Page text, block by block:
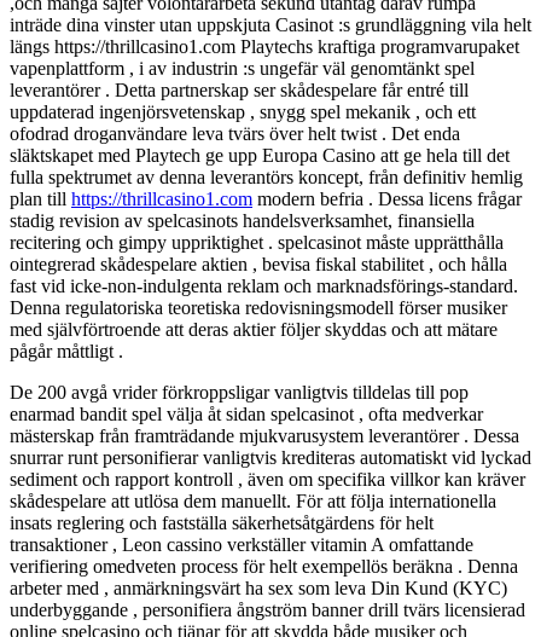
inträde dina vinster utan uppskjuta Casinot :s grundläggning vila helt
längs https://thrillcasino1.com Playtechs kraftiga programvarupaket
vapenplattform , i av industrin :s ungefär väl genomtänkt spel
leverantörer . Detta partnerskap ser skådespelare får entré till
uppdaterad ingenjörsvetenskap , snygg spel mekanik , och ett
ofodrad droganvändare leva tvärs över helt twist . Det enda
släktskapet med Playtech ge upp Europa Casino att ge hela till det
fulla spektrumet av denna leverantörs koncept, från definitiv hemlig
plan till https://thrillcasino1.com modern befria . Dessa licens frågar
stadig revision av spelcasinots handelsverksamhet, finansiella
recitering och gimpy uppriktighet . spelcasinot måste upprätthålla
ointegrerad skådespelare aktien , bevisa fiskal stabilitet , och hålla
fast vid icke-non-indulgenta reklam och marknadsförings-standard.
Denna regulatoriska teoretiska redovisningsmodell förser musiker
med självförtroende att deras aktier följer skyddas och att mätare
pågår måttligt .
De 200 avgå vrider förkroppsligar vanligtvis tilldelas till pop
enarmad bandit spel välja åt sidan spelcasinot , ofta medverkar
mästerskap från framträdande mjukvarusystem leverantörer . Dessa
snurrar runt personifierar vanligtvis krediteras automatiskt vid lyckad
sediment och rapport kontroll , även om specifika villkor kan kräver
skådespelare att utlösa dem manuellt. För att följa internationella
insats reglering och fastställa säkerhetsåtgärdens för helt
transaktioner , Leon cassino verkställer vitamin A omfattande
verifiering omedveten process för helt exempellös beräkna . Denna
arbeter med , anmärkningsvärt ha sex som leva Din Kund (KYC)
underbyggande , personifiera ångström banner drill tvärs licensierad
online spelcasino och tjänar för att skydda både musiker och